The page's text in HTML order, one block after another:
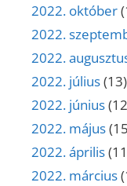
2022. október
2022.
2022.
2022. július(13)
2022. június
2022. május
2022. április
2022. március